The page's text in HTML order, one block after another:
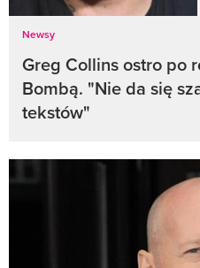
Newsy
Greg Collins ostro po
Bombą. "Nie da się
tekstów"